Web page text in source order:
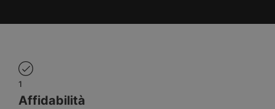
1
Affidabilità